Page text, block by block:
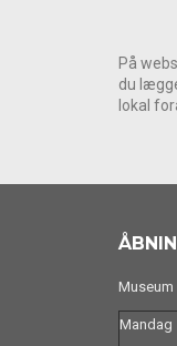
På
du
lokal
Museum
Mandag